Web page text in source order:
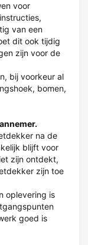
voor
van een
dit ook tijdig
zijn voor de
bij voorkeur al
bomen,
na de
blijft voor
zijn ontdekt,
zijn toe
oplevering is
goed is